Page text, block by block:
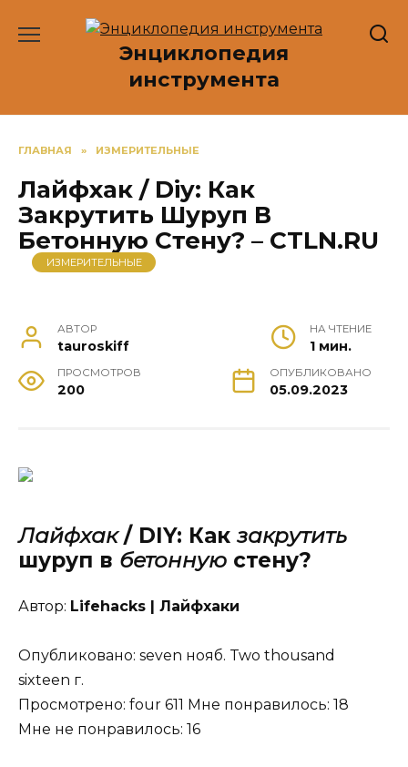
Энциклопедия
инструмента
ГЛАВНАЯ » ИЗМЕРИТЕЛЬНЫЕ
Лайфхак / Diy: Как
Закрутить Шуруп В
Бетонную Стену? – CTLN.RU
ИЗМЕРИТЕЛЬНЫЕ
АВТОР
tauroskiff
НА ЧТЕНИЕ
1 мин.
ПРОСМОТРОВ
200
ОПУБЛИКОВАНО
05.09.2023
Лайфхак/ DIY: Как закрутить
шуруп в бетонную стену?
Автор: Lifehacks | Лайфхаки
Опубликовано: seven нояб. Two thousand
sixteen г.
Просмотрено: four 611 Мне понравилось: 18
Мне не понравилось: 16